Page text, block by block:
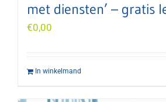
met diensten’ – gratis
€0,00
In winkelmand